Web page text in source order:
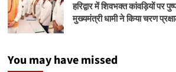
हरिद्वार में शिवभक्त कांवड़ियों पर
मुख्यमंत्री धामी ने किया चरण
You may have missed